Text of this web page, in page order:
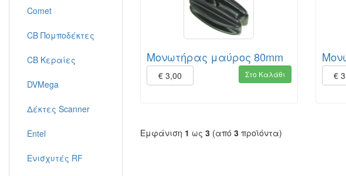
Μονωτήρας μαύρος 80mm
€ 3,00 Στο Καλάθι €
Εμφάνιση 1 ως 3 (από 3 προϊόντα)
Comet
CB Πομποδέκτες
CB Κεραίες
DVMega
Δέκτες Scanner
Entel
Ενισχυτές RF